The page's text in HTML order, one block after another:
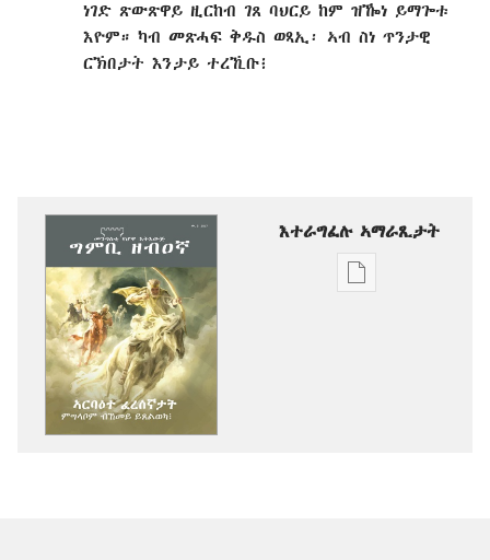
ነገድ ጽውጽዋይ ዚርከብ ገጸ ባህርይ ከም ዝዀነ ይማጐቱ
እዮም። ካብ መጽሓፍ ቅዱስ ወጻኢ፡ ኣብ ስነ ጥንታዊ
ርኽበታት እንታይ ተረኺቡ፧
እተራግፈሉ ኣማራጺታት
ዲጂታዊ